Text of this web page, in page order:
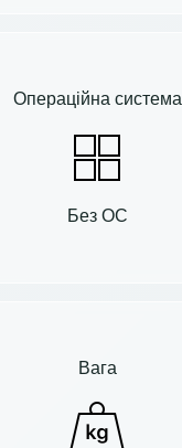
Операційна система
Без ОС
Вага